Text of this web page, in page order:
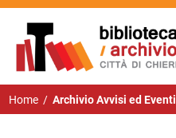
Home / Archivio Avvisi ed Eventi